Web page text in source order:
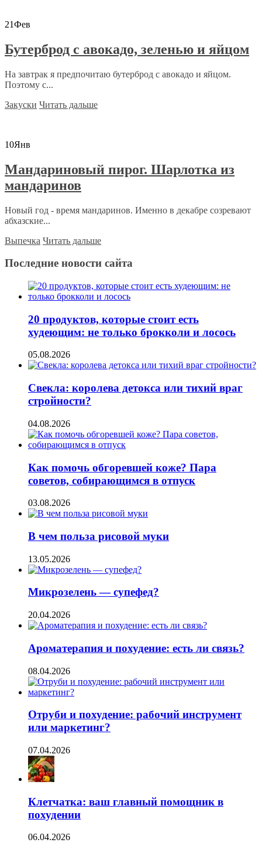
21Фев
Бутерброд с авокадо, зеленью и яйцом
На завтрак я предпочитаю бутерброд с авокадо и яйцом.
Поэтому с...
Закуски Читать дальше
10Янв
Мандариновый пирог. Шарлотка из
мандаринов
Новый год - время мандаринов. Именно в декабре созревают
абхазские...
Выпечка Читать дальше
Последние новости сайта
20 продуктов, которые стоит есть
худеющим: не только брокколи и лосось
05.08.2026
Свекла: королева детокса или тихий враг
стройности?
04.08.2026
Как помочь обгоревшей коже? Пара
советов, собирающимся в отпуск
03.08.2026
В чем польза рисовой муки
13.05.2026
Микрозелень — супефед?
20.04.2026
Ароматерапия и похудение: есть ли связь?
08.04.2026
Отруби и похудение: рабочий инструмент
или маркетинг?
07.04.2026
Клетчатка: ваш главный помощник в
похудении
06.04.2026